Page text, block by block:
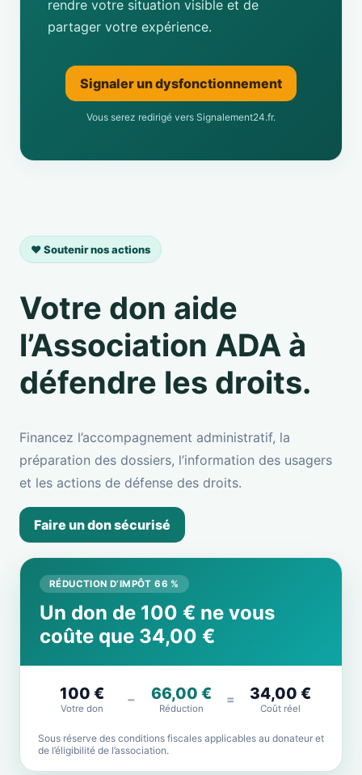
rendre votre situation visible et de
partager votre expérience.
Signaler un dysfonctionnement
Vous serez redirigé vers Signalement24.fr.
❤️ Soutenir nos actions
Votre don aide
l’Association ADA à
défendre les droits.
Financez l’accompagnement administratif, la
préparation des dossiers, l’information des usagers
et les actions de défense des droits.
Faire un don sécurisé
RÉDUCTION D’IMPÔT 66 %
Un don de 100 € ne vous
coûte que 34,00 €
100 €
Votre don
− 66,00 €
Réduction
= 34,00 €
Coût réel
Sous réserve des conditions fiscales applicables au donateur et
de l’éligibilité de l’association.